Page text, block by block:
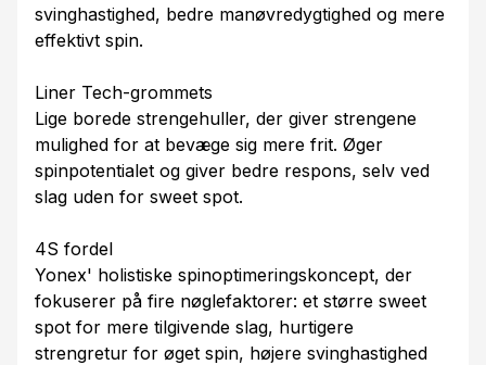
svinghastighed, bedre manøvredygtighed og mere
effektivt spin.
Liner Tech-grommets
Lige borede strengehuller, der giver strengene
mulighed for at bevæge sig mere frit. Øger
spinpotentialet og giver bedre respons, selv ved
slag uden for sweet spot.
4S fordel
Yonex' holistiske spinoptimeringskoncept, der
fokuserer på fire nøglefaktorer: et større sweet
spot for mere tilgivende slag, hurtigere
strengretur for øget spin, højere svinghastighed